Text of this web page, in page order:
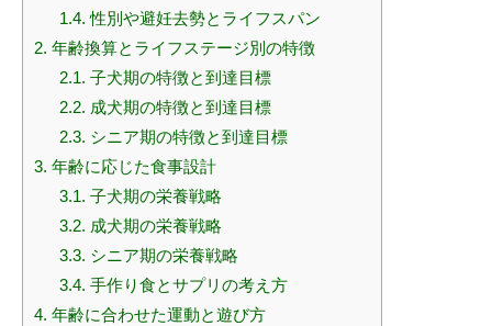
1.4. 性別や避妊去勢とライフスパン
2. 年齢換算とライフステージ別の特徴
2.1. 子犬期の特徴と到達目標
2.2. 成犬期の特徴と到達目標
2.3. シニア期の特徴と到達目標
3. 年齢に応じた食事設計
3.1. 子犬期の栄養戦略
3.2. 成犬期の栄養戦略
3.3. シニア期の栄養戦略
3.4. 手作り食とサプリの考え方
4. 年齢に合わせた運動と遊び方